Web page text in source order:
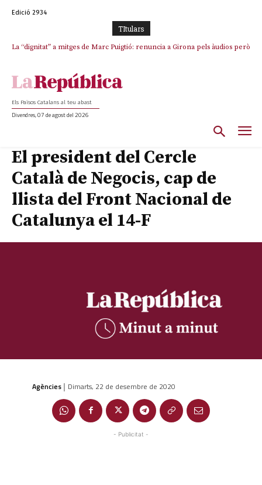
Edició 2934
TItulars
La “dignitat” a mitges de Marc Puigtió: renuncia a Girona pels àudios però
Els Països Catalans al teu abast
Divendres, 07 de agost del 2026
El president del Cercle
Català de Negocis, cap de
llista del Front Nacional de
Catalunya el 14-F
Agències | Dimarts, 22 de desembre de 2020
- Publicitat -